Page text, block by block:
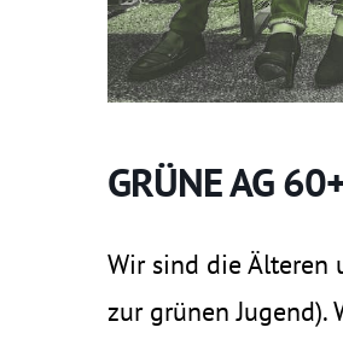
GRÜNE AG
Wir sind die Älteren
zur grünen